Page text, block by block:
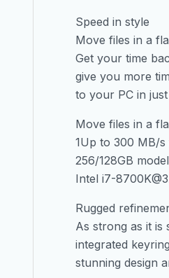
Speed in style
Move files in a
Get your time
give you more
to your PC in
Move files in a
1Up to 300 MB/
256/128GB
Intel i7-
Rugged
As strong as it is
integrated
stunning design